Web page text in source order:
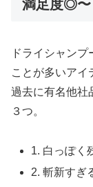
満足度◎〜
ドライシャン
ことが多いアイ
過去に有名他社
３つ。
1. 白っぽく
2. 斬新すぎ